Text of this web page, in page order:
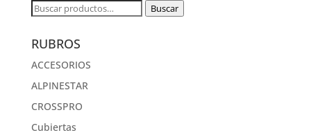
$20.$10.
Buscar
Buscar
RUBROS
ACCESORIOS
ALPINESTAR
CROSSPRO
Cubiertas